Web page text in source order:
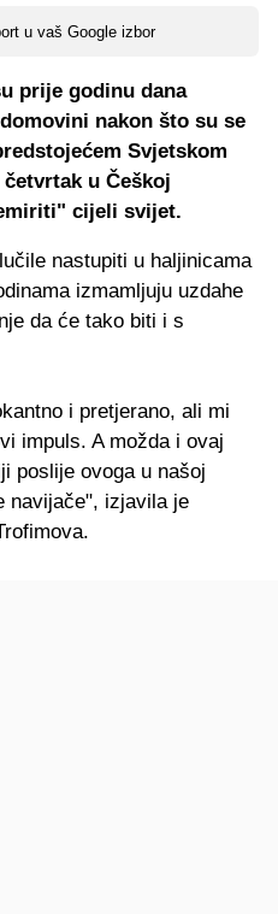
u vaš Google izbor
prije godinu dana
nakon što su se
Svjetskom
u Češkoj
cijeli svijet.
nastupiti u haljinicama
izmamljuju uzdahe
da će tako biti i s
i pretjerano, ali mi
impuls. A možda i ovaj
poslije ovoga u našoj
navijače", izjavila je